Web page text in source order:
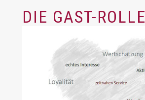
DIE GAST-ROLLE
Umgangsformen